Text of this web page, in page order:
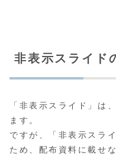
非表示スライド
「非表示スライド」は
ます。
ですが、「非表示スラ
ため、配布資料に載せ